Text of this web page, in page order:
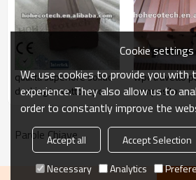
qualità superiore solido
decking travetto wpc
wpc travetto
composito
Parole Chiave
Cookie settings
We use cookies to provide you with
experience. They also allow us to
order to constantly improve the
Accept all Accept Selection
Necessary
Analytics